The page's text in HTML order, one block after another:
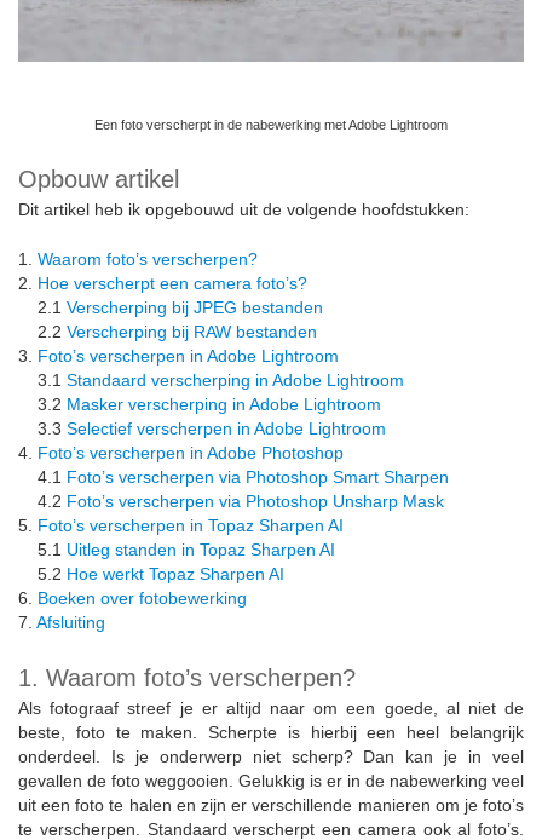
Een foto verscherpt in de nabewerking met Adobe Lightroom
Opbouw artikel
Dit artikel heb ik opgebouwd uit de volgende hoofdstukken:
1. Waarom foto’s verscherpen?
2. Hoe verscherpt een camera foto’s?
2.1 Verscherping bij JPEG bestanden
2.2 Verscherping bij RAW bestanden
3. Foto’s verscherpen in Adobe Lightroom
3.1 Standaard verscherping in Adobe Lightroom
3.2 Masker verscherping in Adobe Lightroom
3.3 Selectief verscherpen in Adobe Lightroom
4. Foto’s verscherpen in Adobe Photoshop
4.1 Foto’s verscherpen via Photoshop Smart Sharpen
4.2 Foto’s verscherpen via Photoshop Unsharp Mask
5. Foto’s verscherpen in Topaz Sharpen AI
5.1 Uitleg standen in Topaz Sharpen AI
5.2 Hoe werkt Topaz Sharpen AI
6. Boeken over fotobewerking
7. Afsluiting
1. Waarom foto’s verscherpen?
Als fotograaf streef je er altijd naar om een goede, al niet de
beste, foto te maken. Scherpte is hierbij een heel belangrijk
onderdeel. Is je onderwerp niet scherp? Dan kan je in veel
gevallen de foto weggooien. Gelukkig is er in de nabewerking veel
uit een foto te halen en zijn er verschillende manieren om je foto’s
te verscherpen. Standaard verscherpt een camera ook al foto’s.